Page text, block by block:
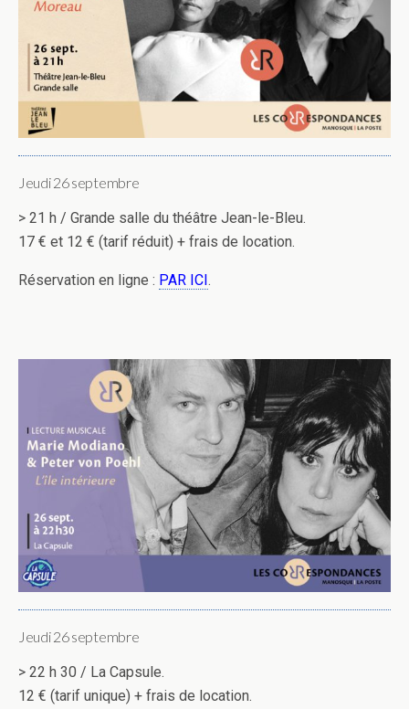
Jeudi 26 septembre
> 21 h / Grande salle du théâtre Jean-le-Bleu.
17 € et 12 € (tarif réduit) + frais de location.
Réservation en ligne : PAR ICI.
Jeudi 26 septembre
> 22 h 30 / La Capsule.
12 € (tarif unique) + frais de location.